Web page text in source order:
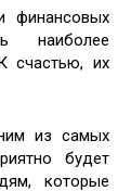
финансовых
наиболее
счастью, их
из самых
будет
которые